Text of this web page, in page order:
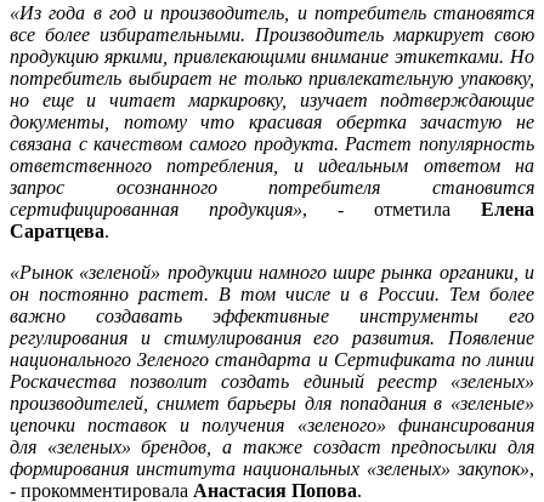
«Из года в год и производитель, и потребитель становятся
все более избирательными. Производитель маркирует свою
продукцию яркими, привлекающими внимание этикетками. Но
потребитель выбирает не только привлекательную упаковку,
но еще и читает маркировку, изучает подтверждающие
документы, потому что красивая обертка зачастую не
связана с качеством самого продукта. Растет популярность
ответственного потребления, и идеальным ответом на
запрос осознанного потребителя становится
сертифицированная продукция», - отметила Елена
Саратцева.
«Рынок «зеленой» продукции намного шире рынка органики, и
он постоянно растет. В том числе и в России. Тем более
важно создавать эффективные инструменты его
регулирования и стимулирования его развития. Появление
национального Зеленого стандарта и Сертификата по линии
Роскачества позволит создать единый реестр «зеленых»
производителей, снимет барьеры для попадания в «зеленые»
цепочки поставок и получения «зеленого» финансирования
для «зеленых» брендов, а также создаст предпосылки для
формирования института национальных «зеленых» закупок»,
- прокомментировала Анастасия Попова.